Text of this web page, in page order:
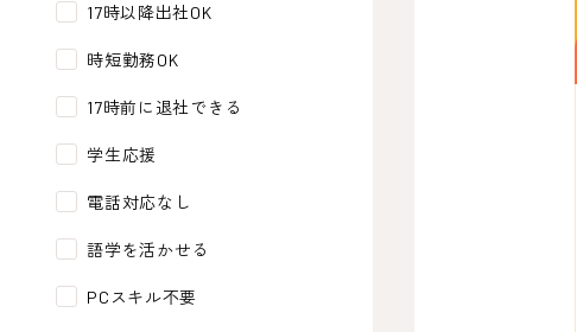
17時以降出社OK
時短勤務OK
17時前に退社できる
学生応援
電話対応なし
語学を活かせる
PCスキル不要